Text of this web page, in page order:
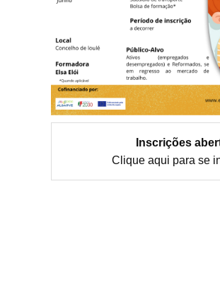
Inscrições
Clique aqui para se